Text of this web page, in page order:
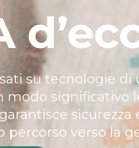
su tecnologie
modo
sicurezza
verso la